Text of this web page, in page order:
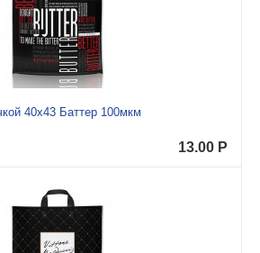
40x43 Баттер 100мкм
13.00 Р